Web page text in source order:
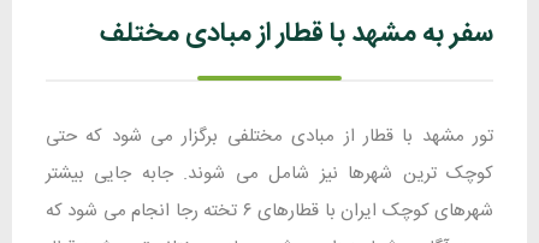
سفر به مشهد با قطار از مبادی مختلف
تور مشهد با قطار از مبادی مختلفی برگزار می شود که حتی
کوچک ترین شهرها نیز شامل می شوند. جابه جایی بیشتر
شهرهای کوچک ایران با قطارهای ۶ تخته رجا انجام می شود که